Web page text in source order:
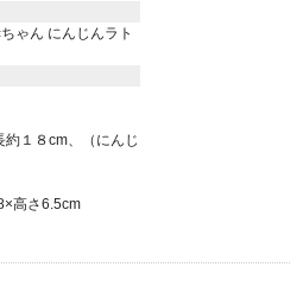
ゃん にんじんラト
１８cm、（にんじ
高さ6.5cm